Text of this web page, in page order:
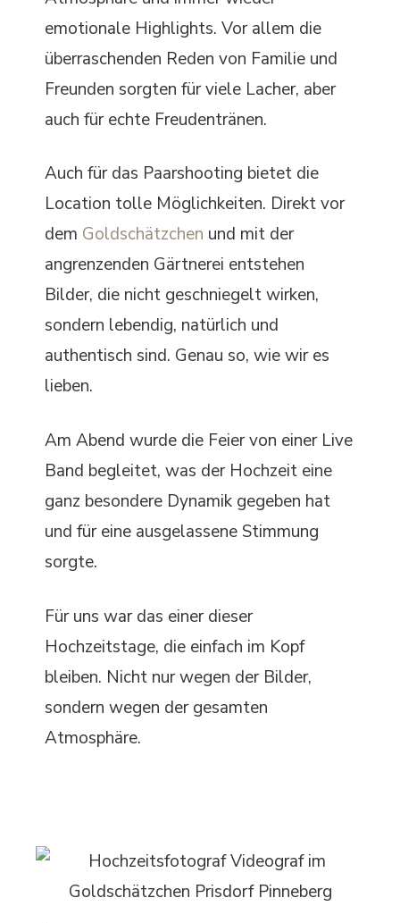
emotionale Highlights. Vor allem die
überraschenden Reden von Familie und
Freunden sorgten für viele Lacher, aber
auch für echte Freudentränen.
Auch für das Paarshooting bietet die
Location tolle Möglichkeiten. Direkt vor
dem Goldschätzchen und mit der
angrenzenden Gärtnerei entstehen
Bilder, die nicht geschniegelt wirken,
sondern lebendig, natürlich und
authentisch sind. Genau so, wie wir es
lieben.
Am Abend wurde die Feier von einer Live
Band begleitet, was der Hochzeit eine
ganz besondere Dynamik gegeben hat
und für eine ausgelassene Stimmung
sorgte.
Für uns war das einer dieser
Hochzeitstage, die einfach im Kopf
bleiben. Nicht nur wegen der Bilder,
sondern wegen der gesamten
Atmosphäre.